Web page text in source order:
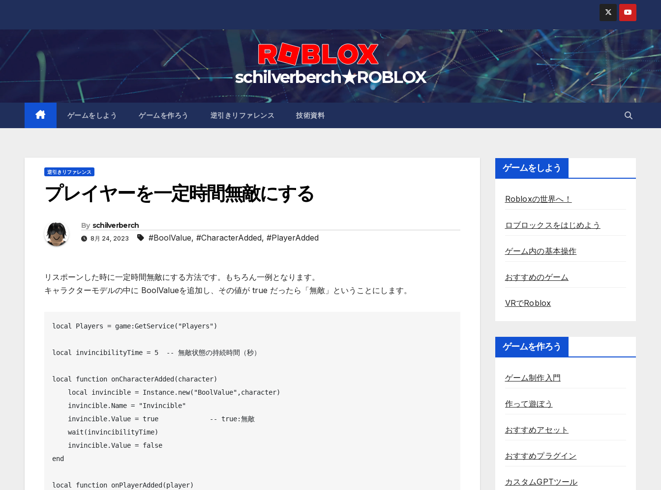
content
schilverberch★ROBLOX
ゲームをしよう ゲームを作ろう 逆引きリファレンス 技術資料
逆引きリファレンス
プレイヤーを一定時間無敵にする
By schilverberch
8月 24, 2023 #BoolValue, #CharacterAdded, #PlayerAdded
リスポーンした時に一定時間無敵にする方法です。もちろん一例となります。
キャラクターモデルの中に BoolValueを追加し、その値が true だったら「無敵」ということにします。
local Players = game:GetService("Players")
local invincibilityTime = 5  -- 無敵状態の持続時間（秒）
local function onCharacterAdded(character)
end
local function onPlayerAdded(player)
ゲームをしよう
Robloxの世界へ！
ロブロックスをはじめよう
ゲーム内の基本操作
おすすめのゲーム
VRでRoblox
ゲームを作ろう
ゲーム制作入門
作って遊ぼう
おすすめアセット
おすすめプラグイン
カスタムGPTツール